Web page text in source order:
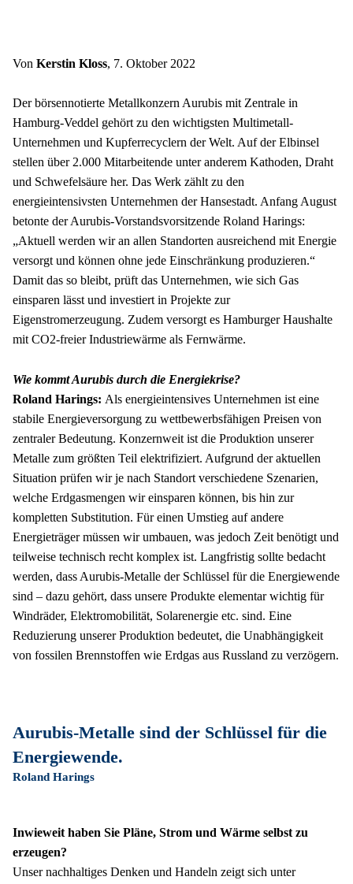
Von Kerstin Kloss, 7. Oktober 2022
Der börsennotierte Metallkonzern Aurubis mit Zentrale in
Hamburg-Veddel gehört zu den wichtigsten Multimetall-
Unternehmen und Kupferrecyclern der Welt. Auf der Elbinsel
stellen über 2.000 Mitarbeitende unter anderem Kathoden, Draht
und Schwefelsäure her. Das Werk zählt zu den
energieintensivsten Unternehmen der Hansestadt. Anfang August
betonte der Aurubis-Vorstandsvorsitzende Roland Harings:
„Aktuell werden wir an allen Standorten ausreichend mit Energie
versorgt und können ohne jede Einschränkung produzieren.“
Damit das so bleibt, prüft das Unternehmen, wie sich Gas
einsparen lässt und investiert in Projekte zur
Eigenstromerzeugung. Zudem versorgt es Hamburger Haushalte
mit CO2-freier Industriewärme als Fernwärme.
Wie kommt Aurubis durch die Energiekrise?
Roland Harings: Als energieintensives Unternehmen ist eine
stabile Energieversorgung zu wettbewerbsfähigen Preisen von
zentraler Bedeutung. Konzernweit ist die Produktion unserer
Metalle zum größten Teil elektrifiziert. Aufgrund der aktuellen
Situation prüfen wir je nach Standort verschiedene Szenarien,
welche Erdgasmengen wir einsparen können, bis hin zur
kompletten Substitution. Für einen Umstieg auf andere
Energieträger müssen wir umbauen, was jedoch Zeit benötigt und
teilweise technisch recht komplex ist. Langfristig sollte bedacht
werden, dass Aurubis-Metalle der Schlüssel für die Energiewende
sind – dazu gehört, dass unsere Produkte elementar wichtig für
Windräder, Elektromobilität, Solarenergie etc. sind. Eine
Reduzierung unserer Produktion bedeutet, die Unabhängigkeit
von fossilen Brennstoffen wie Erdgas aus Russland zu verzögern.
Aurubis-Metalle sind der Schlüssel für die
Energiewende.
Roland Harings
Inwieweit haben Sie Pläne, Strom und Wärme selbst zu
erzeugen?
Unser nachhaltiges Denken und Handeln zeigt sich unter